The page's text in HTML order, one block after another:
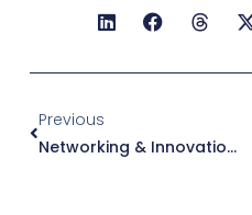
Previous
Networking & Innovation Night: O Seară De Conexiune Și Idei Inovatoare